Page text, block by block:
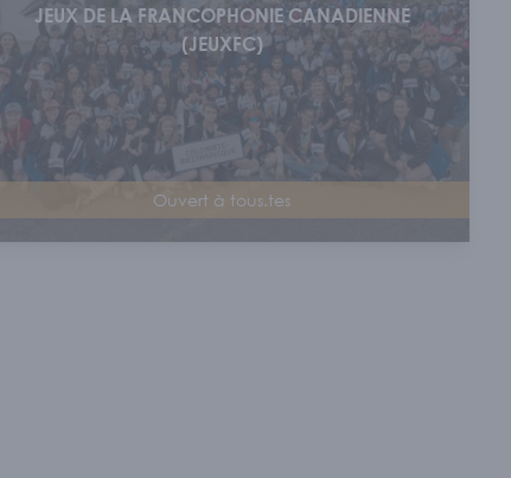
JEUX DE LA FRANCOPHONIE CANADIENNE
(JEUXFC)
Ouvert à tous.tes